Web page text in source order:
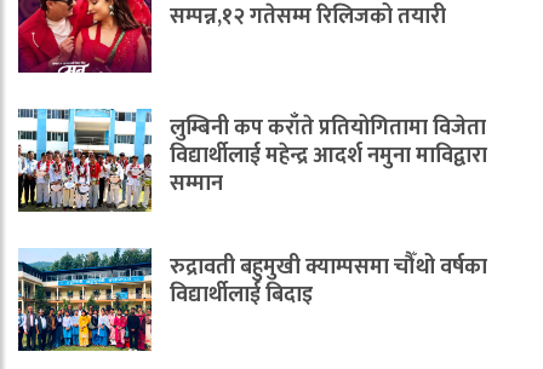
सम्पन्न,१२ गतेसम्म रिलिजको तयारी
लुम्बिनी कप कराँते प्रतियोगितामा विजेता
विद्यार्थीलाई महेन्द्र आदर्श नमुना माविद्वारा
सम्मान
रुद्रावती बहुमुखी क्याम्पसमा चौँथो वर्षका
विद्यार्थीलाई बिदाइ